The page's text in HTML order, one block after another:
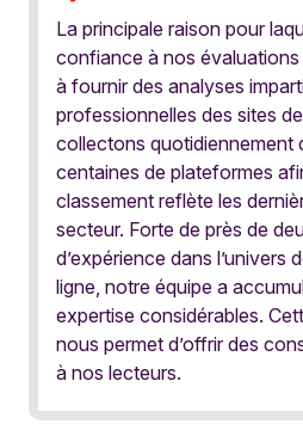
La principale raison pour
confiance à nos
à fournir des analyses
professionnelles des sites
collectons quotidiennement
centaines de plateformes
classement reflète les
secteur. Forte de près de
d’expérience dans l’univers
ligne, notre équipe a
expertise considérables.
nous permet d’offrir des
à nos lecteurs.